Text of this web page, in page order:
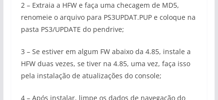
2 – Extraia a HFW e faça uma checagem de MD5,
renomeie o arquivo para PS3UPDAT.PUP e coloque na
pasta PS3/UPDATE do pendrive;
3 – Se estiver em algum FW abaixo da 4.85, instale a
HFW duas vezes, se tiver na 4.85, uma vez, faça isso
pela instalação de atualizações do console;
4 – Após instalar, limpe os dados de navegação do